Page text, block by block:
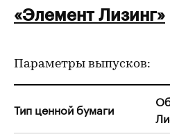
«Элемент Лизинг»
Параметры выпусков:
Тип ценной бумаги